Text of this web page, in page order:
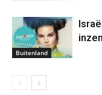
Buitenland